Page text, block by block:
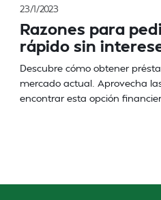
23/1/2023
Razones para
rápido sin
Descubre cómo obtener
mercado actual. Aprovecha
encontrar esta opción